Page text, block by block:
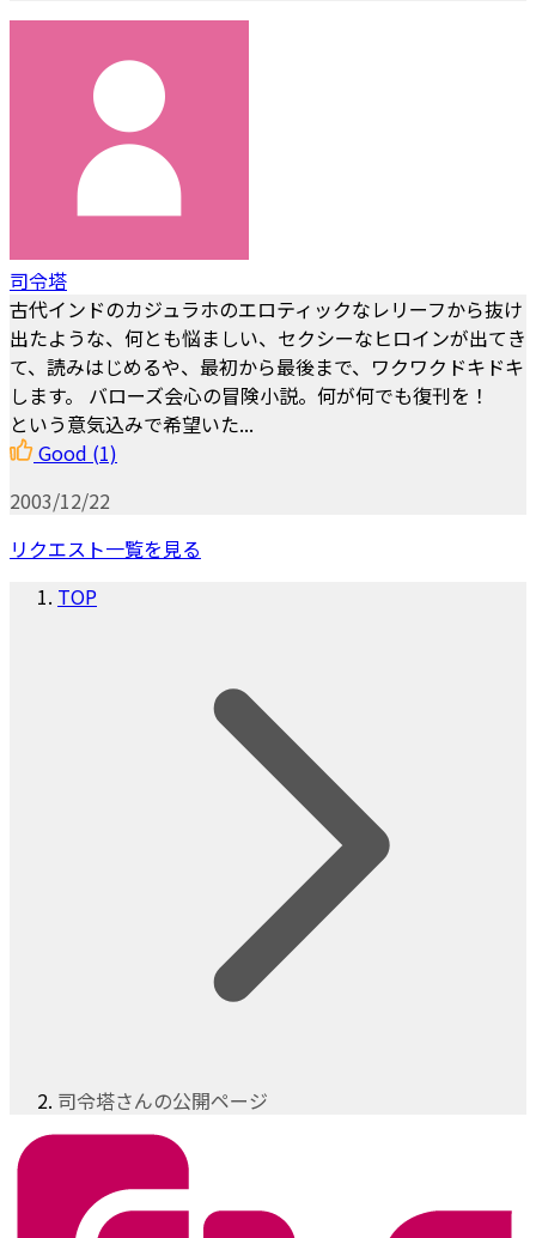
司令塔
古代インドのカジュラホのエロティックなレリーフから抜け
出たような、何とも悩ましい、セクシーなヒロインが出てき
て、読みはじめるや、最初から最後まで、ワクワクドキドキ
します。 バローズ会心の冒険小説。何が何でも復刊を！
という意気込みで希望いた...
Good (1)
2003/12/22
リクエスト一覧を見る
TOP
司令塔さんの公開ページ